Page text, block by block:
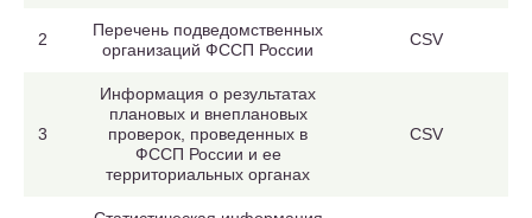
2
Перечень подведомственных
организаций ФССП России
CSV
3
Информация о результатах
плановых и внеплановых
проверок, проведенных в
ФССП России и ее
территориальных органах
CSV